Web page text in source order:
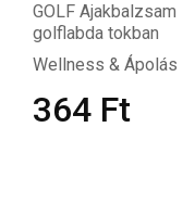
GOLF Ajakbalzsam
golflabda tokban
Wellness & Ápolás
364 Ft